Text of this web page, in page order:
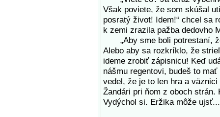
Však poviete, že som skúšal
posratý život! Idem!“ chcel sa
k zemi zrazila pažba dedovho
„Aby sme boli potrestaní,
Alebo aby sa rozkríklo, že
ideme zrobiť zápisnicu! Keď
nášmu regentovi, budeš to
vedel, že je to len hra a
Žandári pri ňom z oboch
Vydýchol si. Eržika môže ujsť...